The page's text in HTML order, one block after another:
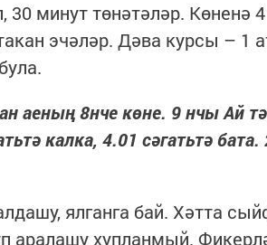
30 минут төнәтәләр. Көненә
эчәләр. Дәва курсы – 1
аеның 8нче көне. 9 нчы Ай
калка, 4.01 сәгатьтә
ялганга бай. Хәтта
аралашу хупланмый.